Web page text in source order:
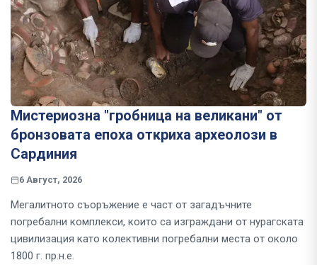
Мистериозна "гробница на великани" от
бронзовата епоха откриха археолози в
Сардиния
6 Август, 2026
Мегалитното съоръжение е част от загадъчните
погребални комплекси, които са изграждани от нурагската
цивилизация като колективни погребални места от около
1800 г. пр.н.е.